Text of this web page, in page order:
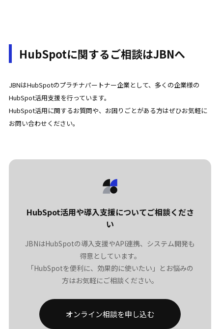
HubSpotに関するご相談はJBNへ
JBNはHubSpotのプラチナパートナー企業として、多くの企業様の
HubSpot活用支援を行っています。
HubSpot活用に関するお質問や、お困りごとがある方はぜひお気軽に
お問い合わせください。
HubSpot活用や導入支援についてご相談くださ
い
JBNはHubSpotの導入支援やAPI連携、システム開発も
得意としています。
「HubSpotを便利に、効果的に使いたい」とお悩みの
方はお気軽にご相談ください。
オンライン相談を申し込む